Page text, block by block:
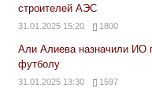
строителей АЭС
31.01.2025 15:20 1800
Али Алиева назначили ИО
футболу
31.01.2025 13:30 1597